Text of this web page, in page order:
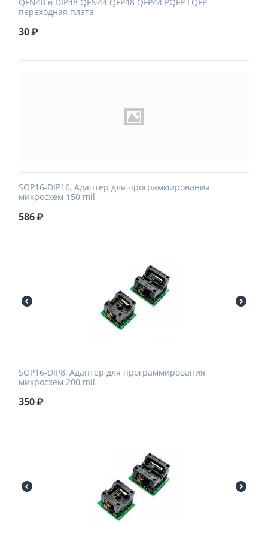
переходная плата
30₽
SOP16-DIP16, Адаптер для программирования
микросхем 150 mil
586₽
SOP16-DIP8, Адаптер для программирования
микросхем 200 mil
350₽